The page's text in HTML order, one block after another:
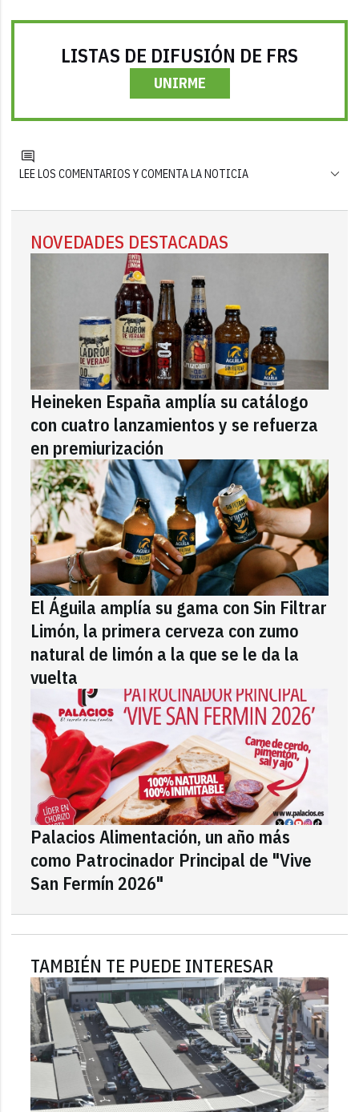
LISTAS DE DIFUSIÓN DE FRS
UNIRME
LEE LOS COMENTARIOS Y COMENTA LA NOTICIA
NOVEDADES DESTACADAS
Heineken España amplía su catálogo
con cuatro lanzamientos y se refuerza
en premiurización
El Águila amplía su gama con Sin Filtrar
Limón, la primera cerveza con zumo
natural de limón a la que se le da la
vuelta
Palacios Alimentación, un año más
como Patrocinador Principal de "Vive
San Fermín 2026"
TAMBIÉN TE PUEDE INTERESAR